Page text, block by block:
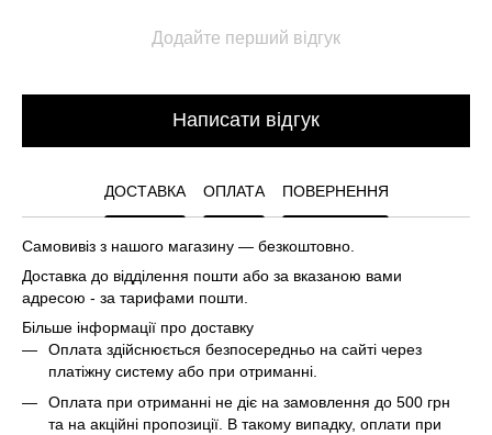
Додайте перший відгук
Написати відгук
ДОСТАВКА ОПЛАТА ПОВЕРНЕННЯ
Самовивіз з нашого магазину — безкоштовно.
Доставка до відділення пошти або за вказаною вами
адресою - за тарифами пошти.
Більше інформації про доставку
Оплата здійснюється безпосередньо на сайті через
платіжну систему або при отриманні.
Оплата при отриманні не діє на замовлення до 500 грн
та на акційні пропозиції. В такому випадку, оплати при